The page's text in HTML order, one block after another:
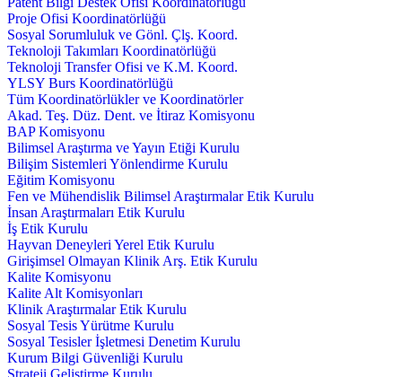
Proje Ofisi Koordinatörlüğü
Sosyal Sorumluluk ve Gönl. Çlş. Koord.
Teknoloji Takımları Koordinatörlüğü
Teknoloji Transfer Ofisi ve K.M. Koord.
YLSY Burs Koordinatörlüğü
Tüm Koordinatörlükler ve Koordinatörler
Akad. Teş. Düz. Dent. ve İtiraz Komisyonu
BAP Komisyonu
Bilimsel Araştırma ve Yayın Etiği Kurulu
Bilişim Sistemleri Yönlendirme Kurulu
Eğitim Komisyonu
Fen ve Mühendislik Bilimsel Araştırmalar Etik Kurulu
İnsan Araştırmaları Etik Kurulu
İş Etik Kurulu
Hayvan Deneyleri Yerel Etik Kurulu
Girişimsel Olmayan Klinik Arş. Etik Kurulu
Kalite Komisyonu
Kalite Alt Komisyonları
Klinik Araştırmalar Etik Kurulu
Sosyal Tesis Yürütme Kurulu
Sosyal Tesisler İşletmesi Denetim Kurulu
Kurum Bilgi Güvenliği Kurulu